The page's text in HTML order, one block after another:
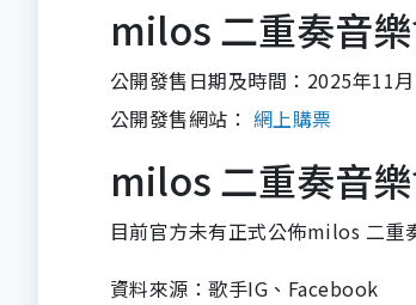
milos 二重奏音
公開發售日期及時間：2025年11
公開發售網站： 網上購票
milos 二重奏音
目前官方未有正式公佈milos 二重
資料來源：歌手IG、Facebook